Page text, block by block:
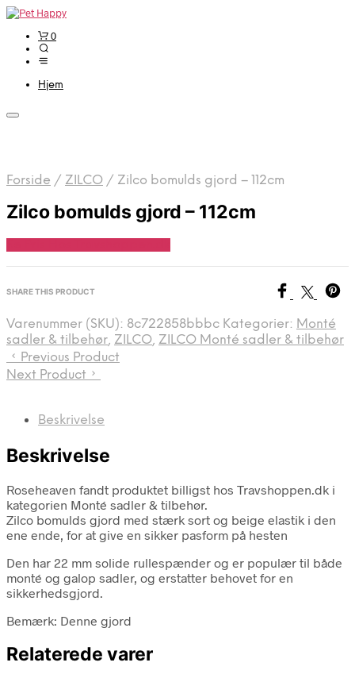
0
Hjem
Forside / ZILCO / Zilco bomulds gjord – 112cm
Zilco bomulds gjord – 112cm
SHARE THIS PRODUCT
Varenummer (SKU): 8c722858bbbc Kategorier: Monté
sadler & tilbehør, ZILCO, ZILCO Monté sadler & tilbehør
Previous Product
Next Product
Beskrivelse
Beskrivelse
Roseheaven fandt produktet billigst hos Travshoppen.dk i
kategorien Monté sadler & tilbehør.
Zilco bomulds gjord med stærk sort og beige elastik i den
ene ende, for at give en sikker pasform på hesten
Den har 22 mm solide rullespænder og er populær til både
monté og galop sadler, og erstatter behovet for en
sikkerhedsgjord.
Bemærk: Denne gjord
Relaterede varer